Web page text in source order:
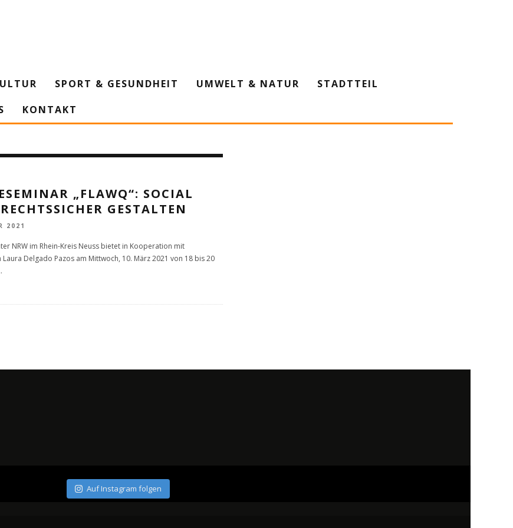
SPORT & GESUNDHEIT UMWELT & NATUR
STADTTEIL
KONTAKT
„FLAWQ“: SOCIAL
GESTALTEN
2021
NRW im Rhein-Kreis Neuss bietet in Kooperation mit
Laura Delgado Pazos am Mittwoch, 10. März 2021 von 18 bis 20
Auf Instagram folgen